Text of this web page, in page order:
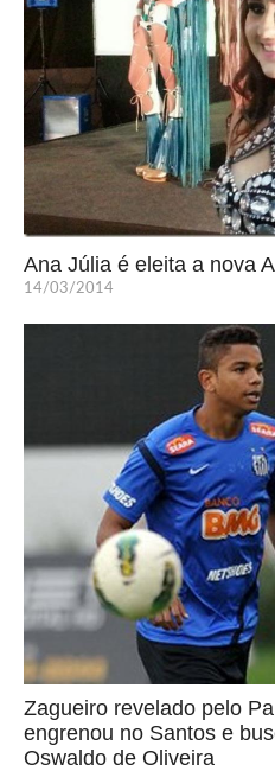
Ana Júlia é eleita a nova
14/03/2014
Zagueiro revelado pelo
engrenou no Santos e
Oswaldo de Oliveira